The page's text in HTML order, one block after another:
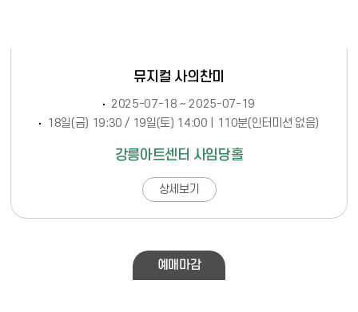
뮤지컬 사의찬미
2025-07-18 ~ 2025-07-19
18일(금) 19:30 / 19일(토) 14:00 | 110분(인터미션 없음)
강릉아트센터 사임당홀
상세보기
예매마감